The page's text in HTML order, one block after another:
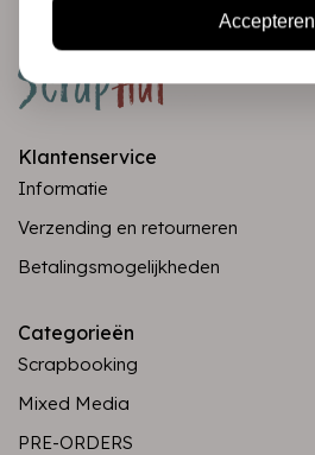
Klantenservice
Informatie
Verzending en retourneren
Betalingsmogelijkheden
Categorieën
Scrapbooking
Mixed Media
PRE-ORDERS
Accepteren